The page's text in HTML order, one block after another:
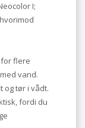
I;
for flere
vand.
og tør i vådt.
fordi du